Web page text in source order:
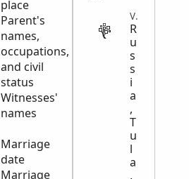
place
Parent's
names,
occupations,
and civil
status
Witnesses'
names
Marriage
date
Marriage
VITAL
R
u
s
s
i
a
,
T
u
l
a
,